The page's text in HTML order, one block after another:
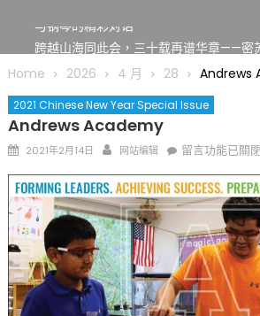
跨越山海同此会，三十载再谱华章——密
圆满举行
圣路易龙舟俱乐部5月16日龙舟体验日 邀
趣 + 水上竞速魅力
三十二载跨越时空的相逢
执掌密苏里植物园近四十年 致力推动全
合作 Peter Raven 博士逝世 享年89岁
一晃三十年，初夏又相逢。中华日，等
园“中华日三十周年特别报道（五）
筝声与琴韵交汇：刘励(Li Statler)与钢
与钢琴的精彩对话
Home 2026 4 月 28 Andrews
2021 Chinese New Year Special Issue
Andrews Academy
Posted
2021年2月14日 Author
网站编辑
在
Academy〉
中
留言功能已關閉